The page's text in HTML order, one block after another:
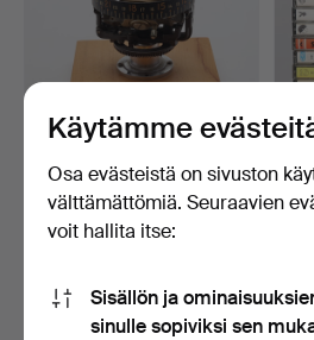
GYROSKOOPPI
asennettuna levylle.
317 USD 53
Käytämme
Osa evästeistä on sivuston
välttämättömiä. Seuraavien
voit hallita itse:
Sisällön ja
sinulle sopiviksi sen